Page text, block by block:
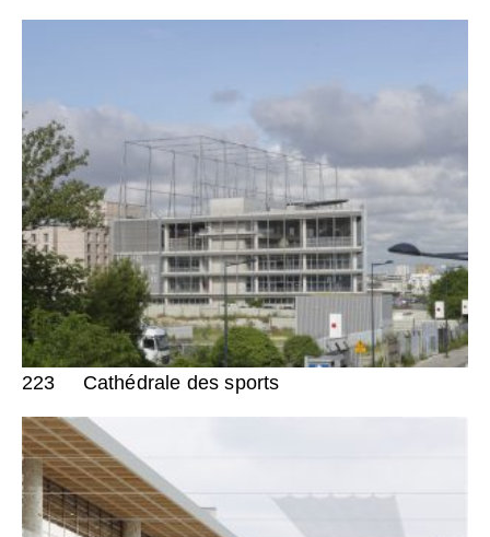
223 Cathédrale des sports